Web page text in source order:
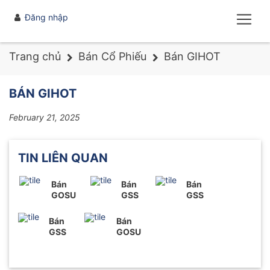
Đăng nhập
Trang chủ Bán Cổ Phiếu Bán GIHOT
BÁN GIHOT
February 21, 2025
TIN LIÊN QUAN
Bán
GOSU
Bán
GSS
Bán
GSS
Bán
GSS
Bán
GOSU